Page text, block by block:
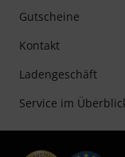
Gutscheine
Kontakt
Ladengeschäft
Service im